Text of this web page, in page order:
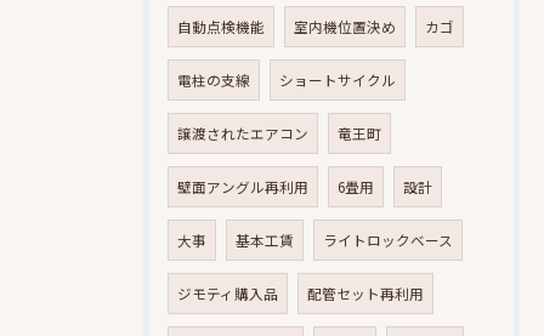
自動点検機能 室内機位置決め カゴ
電柱の支線 ショートサイクル
譲渡されたエアコン 竜王町
壁面アングル再利用 6畳用 設計
大事 基本工賃 ライトロックベース
ジモティ購入品 配管セット再利用